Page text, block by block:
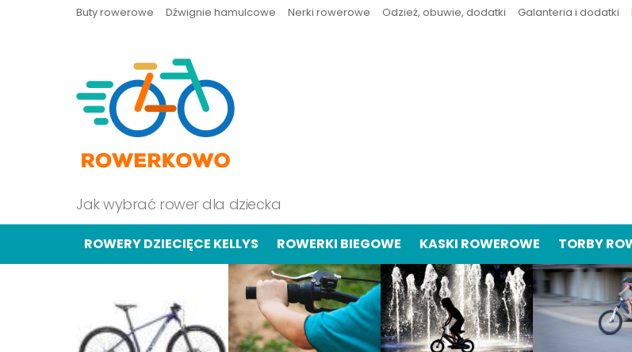
Buty rowerowe Dźwignie hamulcowe Nerki rowerowe Odzież, obuwie, dodatki Galanteria i dodatki
Jak wybrać rower dla dziecka
ROWERY DZIECIĘCE KELLYS ROWERKI BIEGOWE KASKI ROWEROWE TORBY